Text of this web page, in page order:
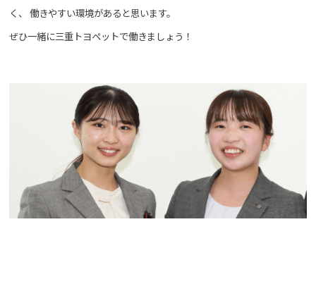
く、 働きやすい環境があると思います。
ぜひ一緒に三重トヨペットで働きましょう！